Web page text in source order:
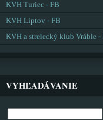
KVH Turiec - FB
KVH Liptov - FB
KVH a strelecký klub Vráble -
VYHĽADÁVANIE